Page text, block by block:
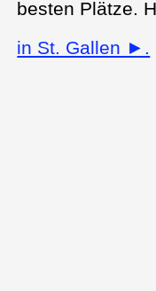
besten Plätze.
in St. Gallen ►.